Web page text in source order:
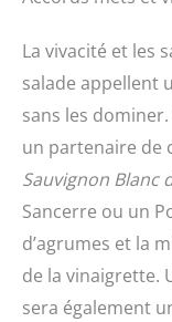
La vivacité et les
salade appellent
sans les dominer.
un partenaire de
Sauvignon Blanc
Sancerre ou un
d’agrumes et la
de la vinaigrette.
sera également